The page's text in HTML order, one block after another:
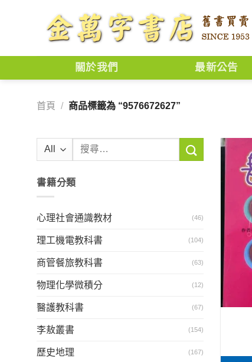
關於我們 最新公告
首頁 / 商品標籤為 “9576672627”
搜
鍵
書籍分類
心理社會通識教材 (46)
理工機電教科書 (104)
商管餐旅教科書 (63)
物理化學微積分 (12)
醫護教科書 (67)
李敖叢書 (154)
歷史地理 (167)